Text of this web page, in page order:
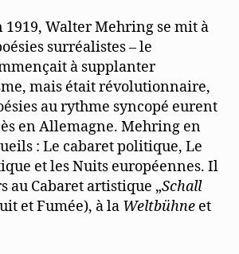
1919, Walter Mehring se mit à
surréalistes – le
à supplanter
mais était révolutionnaire,
au rythme syncopé eurent
en Allemagne. Mehring en
: Le cabaret politique, Le
et les Nuits européennes. Il
au Cabaret artistique „Schall
et Fumée), à la Weltbühne et